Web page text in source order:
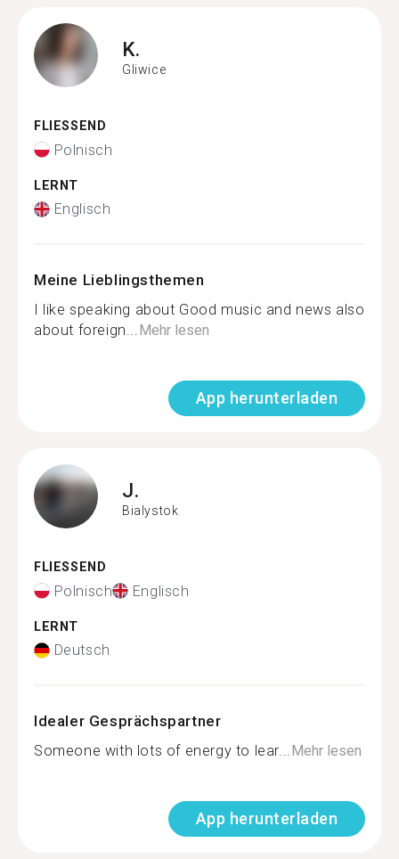
K.
Gliwice
FLIESSEND
Polnisch
LERNT
Englisch
Meine Lieblingsthemen
I like speaking about Good music and news also
about foreign...Mehr lesen
App herunterladen
J.
Bialystok
FLIESSEND
Polnisch Englisch
LERNT
Deutsch
Idealer Gesprächspartner
Someone with lots of energy to lear...Mehr lesen
App herunterladen